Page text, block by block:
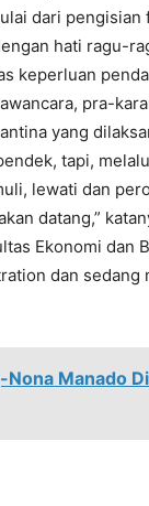
dari
hati ragu-
keperluan
pra-
yang
tapi,
lewati dan
datang,”
Ekonomi dan
dan sedang
Manado